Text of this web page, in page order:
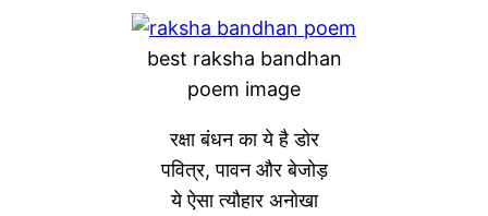
best raksha bandhan
poem image
रक्षा बंधन का ये है डोर
पवित्र, पावन और बेजोड़
ये ऐसा त्यौहार अनोखा